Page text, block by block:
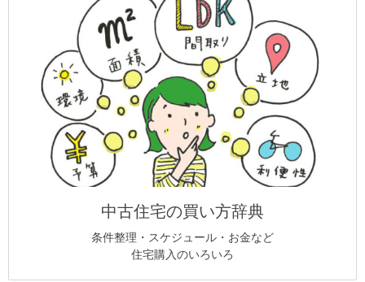
中古住宅の買い方辞典
条件整理・スケジュール・お金など
住宅購入のいろいろ